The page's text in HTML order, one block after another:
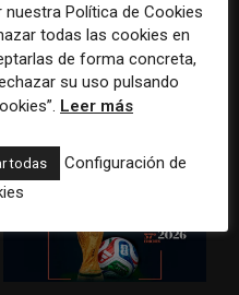
El Premio Gabo 2026
reconoce cinco historias de
Brasil, España y El Salvador
sobre el poder, la memoria y
la violencia
Política de Cookies
todas las cookies en
de forma concreta,
su uso pulsando
Leer más
todas
Configuración de